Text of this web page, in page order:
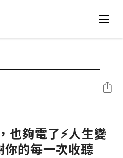
也夠電了⚡️人生變
的每一次收聽
分享